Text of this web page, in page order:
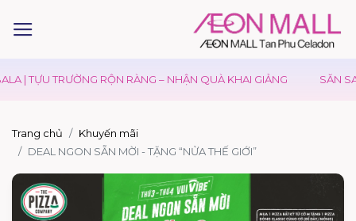
| TỰU TRƯỜNG RỘN RÀNG – NHẬN QUÀ KHAI GIẢNG SĂN
Trang chủ
Khuyến mãi
DEAL NGON SẴN MỜI - TẶNG “NỬA THẾ GIỚI”